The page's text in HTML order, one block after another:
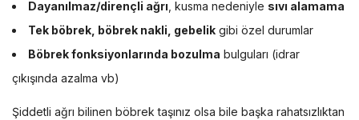
Dayanılmaz/dirençli ağrı , kusma nedeniyle sıvı alamama
Tek böbrek, böbrek nakli, gebelik gibi özel durumlar
Böbrek fonksiyonlarında bozulma bulguları (idrar
çıkışında azalma vb)
Şiddetli ağrı bilinen böbrek taşınız olsa bile başka rahatsızlıktan